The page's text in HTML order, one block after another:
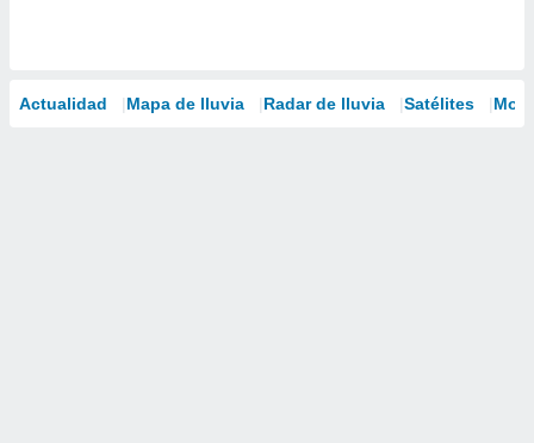
Actualidad Mapa de lluvia Radar de lluvia Satélites